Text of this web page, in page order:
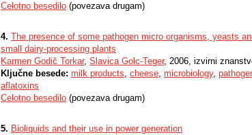
Celotno besedilo (povezava drugam)
4. The presence of some pathogen micro organisms, yeasts
small dairy-processing plants
Karmen Godič Torkar, Slavica Golc-Teger, 2006, izvirni
Ključne besede: milk products, cheese, microbiology,
aflatoxins
Celotno besedilo (povezava drugam)
5. Bioliquids and their use in power generation